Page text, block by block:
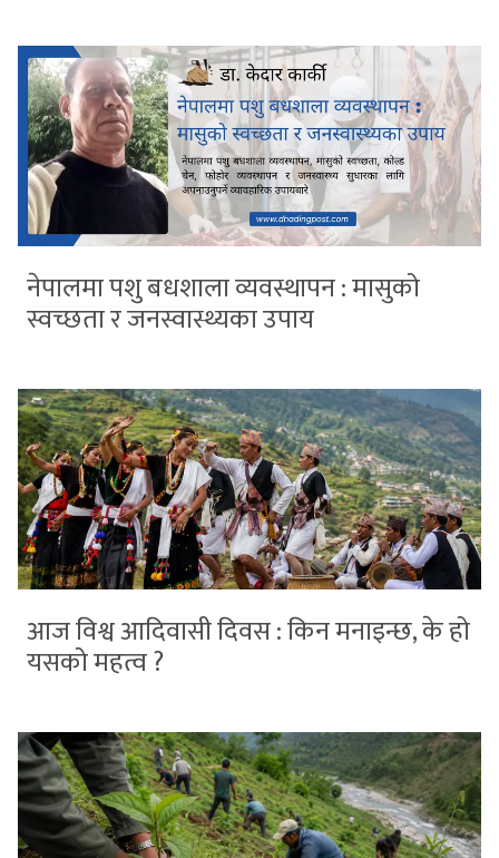
नेपालमा पशु बधशाला व्यवस्थापन : मासुको
स्वच्छता र जनस्वास्थ्यका उपाय
आज विश्व आदिवासी दिवस : किन मनाइन्छ, के हो
यसको महत्व ?